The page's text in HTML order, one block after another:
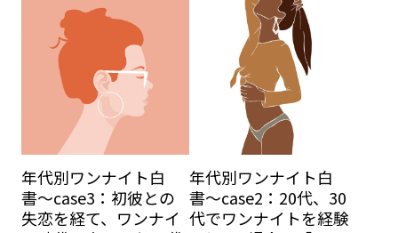
年代別ワンナイト白
書〜case3：初彼との
失恋を経て、ワンナイ
年代別ワンナイト白
書〜case2：20代、30
代でワンナイトを経験